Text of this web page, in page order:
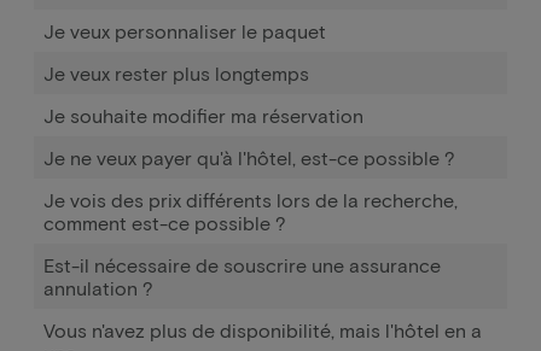
Je veux personnaliser le paquet
Je veux rester plus longtemps
Je souhaite modifier ma réservation
Je ne veux payer qu'à l'hôtel, est-ce possible ?
Je vois des prix différents lors de la recherche,
comment est-ce possible ?
Est-il nécessaire de souscrire une assurance
annulation ?
Vous n'avez plus de disponibilité, mais l'hôtel en a